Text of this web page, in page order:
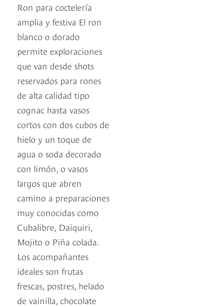
Ron para coctelería
amplia y festiva El ron
blanco o dorado
permite exploraciones
que van desde shots
reservados para rones
de alta calidad tipo
cognac hasta vasos
cortos con dos cubos de
hielo y un toque de
agua o soda decorado
con limón, o vasos
largos que abren
camino a preparaciones
muy conocidas como
Cubalibre, Daiquiri,
Mojito o Piña colada.
Los acompañantes
ideales son frutas
frescas, postres, helado
de vainilla, chocolate